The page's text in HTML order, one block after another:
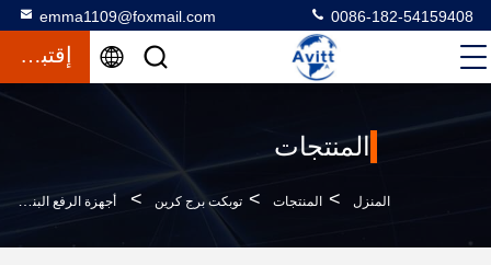
emma1109@foxmail.com 0086-182-54159408
إقتباس
المنتجات
المنزل > المنتجات > توبكت برج كرين > أجهزة الرفع البناء QTZ 125 برج الرافعة البناء